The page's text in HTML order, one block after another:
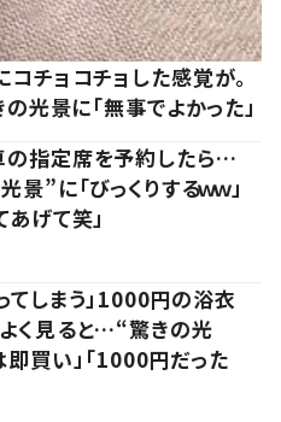
コチョコチョした感覚が。
の光景に「無事でよかった」
指定席を予約したら…
”に「びっくりするｗｗ」
あげて笑」
てしまう」1000円の浴衣
く見ると…“驚きの光
即買い」「1000円だった